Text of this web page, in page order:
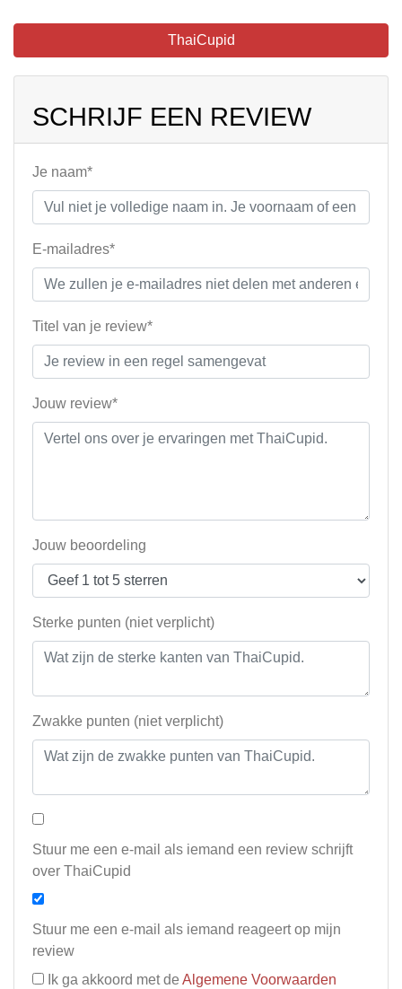
ThaiCupid
SCHRIJF EEN REVIEW
Je naam*
E-mailadres*
Titel van je review*
Jouw review*
Jouw beoordeling
Sterke punten (niet verplicht)
Zwakke punten (niet verplicht)
Stuur me een e-mail als iemand een review schrijft
over ThaiCupid
Stuur me een e-mail als iemand reageert op mijn
review
Ik ga akkoord met de Algemene Voorwaarden